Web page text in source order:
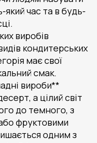
час та в будь-
виробів
кондитерських
має свої
смак.
вироби**
а цілий світ
до темного, з
фруктовими
одним з